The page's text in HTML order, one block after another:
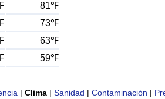
81℉
73℉
63℉
59℉
| Clima | Sanidad | Contaminación |